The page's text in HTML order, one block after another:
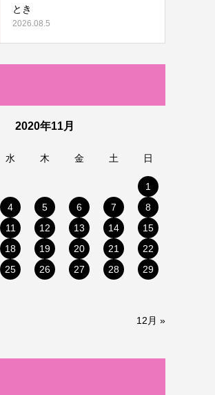
とき
2026.08.5
2020年11月
水 木 金 土 日
1
4 5 6 7
8
11 12 13 14
15
18 19 20 21
22
25 26 27 28
29
12月 »